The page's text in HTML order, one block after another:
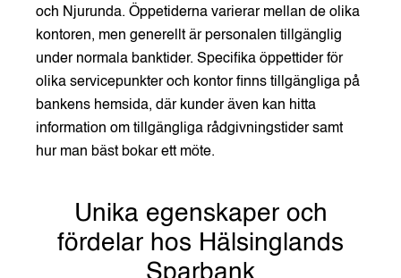
och Njurunda. Öppetiderna varierar mellan de olika
kontoren, men generellt är personalen tillgänglig
under normala banktider. Specifika öppettider för
olika servicepunkter och kontor finns tillgängliga på
bankens hemsida, där kunder även kan hitta
information om tillgängliga rådgivningstider samt
hur man bäst bokar ett möte.
Unika egenskaper och
fördelar hos Hälsinglands
Sparbank